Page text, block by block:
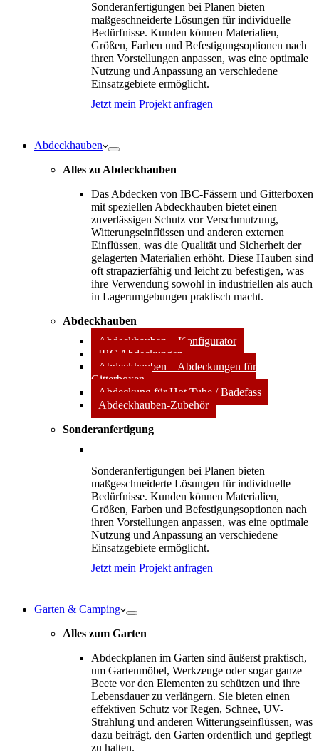
Sonderanfertigungen bei Planen bieten
maßgeschneiderte Lösungen für individuelle
Bedürfnisse. Kunden können Materialien,
Größen, Farben und Befestigungsoptionen nach
ihren Vorstellungen anpassen, was eine optimale
Nutzung und Anpassung an verschiedene
Einsatzgebiete ermöglicht.
Jetzt mein Projekt anfragen
Abdeckhauben
Alles zu Abdeckhauben
Das Abdecken von IBC-Fässern und Gitterboxen
mit speziellen Abdeckhauben bietet einen
zuverlässigen Schutz vor Verschmutzung,
Witterungseinflüssen und anderen externen
Einflüssen, was die Qualität und Sicherheit der
gelagerten Materialien erhöht. Diese Hauben sind
oft strapazierfähig und leicht zu befestigen, was
ihre Verwendung sowohl in industriellen als auch
in Lagerumgebungen praktisch macht.
Abdeckhauben
Abdeckhauben – Konfigurator
IBC Abdeckungen
Abdeckhauben – Abdeckungen für
Gitterboxen
Abdeckung für Hot Tube / Badefass
Abdeckhauben-Zubehör
Sonderanfertigung
Sonderanfertigungen bei Planen bieten
maßgeschneiderte Lösungen für individuelle
Bedürfnisse. Kunden können Materialien,
Größen, Farben und Befestigungsoptionen nach
ihren Vorstellungen anpassen, was eine optimale
Nutzung und Anpassung an verschiedene
Einsatzgebiete ermöglicht.
Jetzt mein Projekt anfragen
Garten & Camping
Alles zum Garten
Abdeckplanen im Garten sind äußerst praktisch,
um Gartenmöbel, Werkzeuge oder sogar ganze
Beete vor den Elementen zu schützen und ihre
Lebensdauer zu verlängern. Sie bieten einen
effektiven Schutz vor Regen, Schnee, UV-
Strahlung und anderen Witterungseinflüssen, was
dazu beiträgt, den Garten ordentlich und gepflegt
zu halten.